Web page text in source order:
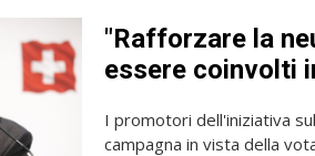
"Rafforzare la
essere coinvolti
I promotori dell'iniziativa
campagna in vista della